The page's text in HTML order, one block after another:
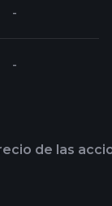
-
-
de las